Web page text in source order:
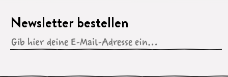
Newsletter bestellen